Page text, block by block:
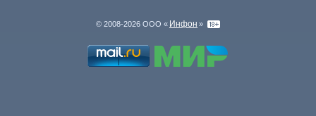
© 2008-2026 ООО « Инфон »